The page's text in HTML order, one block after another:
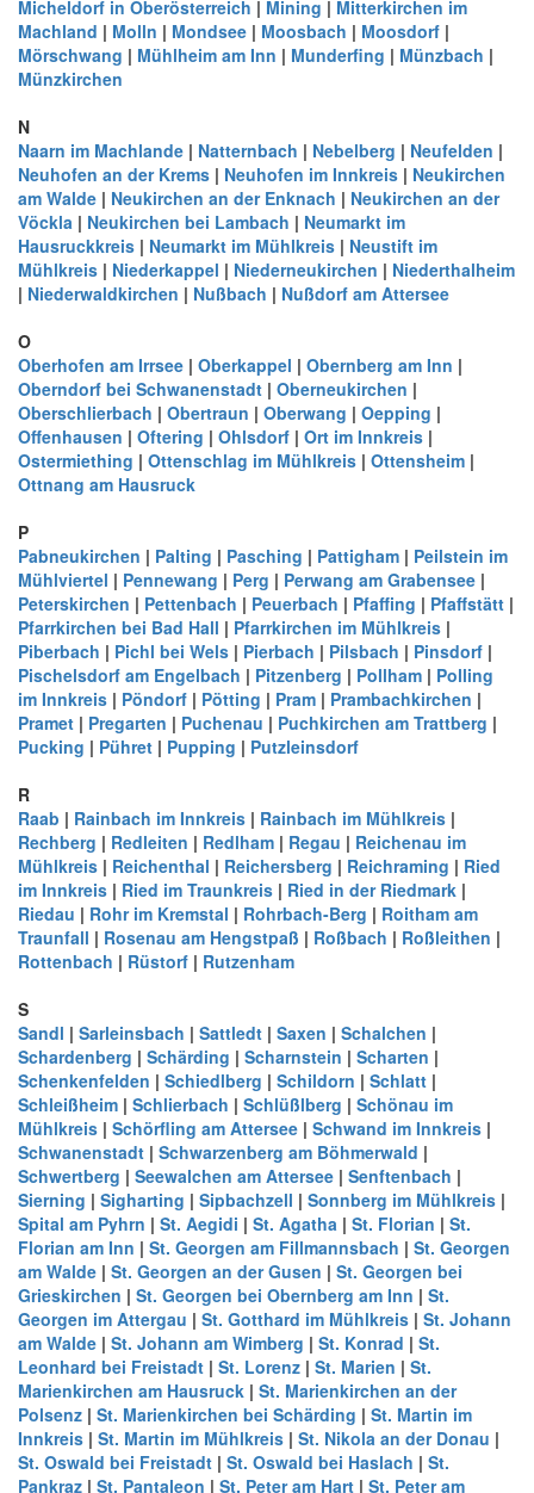
Micheldorf in Oberösterreich | Mining | Mitterkirchen im
Machland | Molln | Mondsee | Moosbach | Moosdorf |
Mörschwang | Mühlheim am Inn | Munderfing | Münzbach |
Münzkirchen
N
Naarn im Machlande | Natternbach | Nebelberg | Neufelden |
Neuhofen an der Krems | Neuhofen im Innkreis | Neukirchen
am Walde | Neukirchen an der Enknach | Neukirchen an der
Vöckla | Neukirchen bei Lambach | Neumarkt im
Hausruckkreis | Neumarkt im Mühlkreis | Neustift im
Mühlkreis | Niederkappel | Niederneukirchen | Niederthalheim
| Niederwaldkirchen | Nußbach | Nußdorf am Attersee
O
Oberhofen am Irrsee | Oberkappel | Obernberg am Inn |
Oberndorf bei Schwanenstadt | Oberneukirchen |
Oberschlierbach | Obertraun | Oberwang | Oepping |
Offenhausen | Oftering | Ohlsdorf | Ort im Innkreis |
Ostermiething | Ottenschlag im Mühlkreis | Ottensheim |
Ottnang am Hausruck
P
Pabneukirchen | Palting | Pasching | Pattigham | Peilstein im
Mühlviertel | Pennewang | Perg | Perwang am Grabensee |
Peterskirchen | Pettenbach | Peuerbach | Pfaffing | Pfaffstätt |
Pfarrkirchen bei Bad Hall | Pfarrkirchen im Mühlkreis |
Piberbach | Pichl bei Wels | Pierbach | Pilsbach | Pinsdorf |
Pischelsdorf am Engelbach | Pitzenberg | Pollham | Polling
im Innkreis | Pöndorf | Pötting | Pram | Prambachkirchen |
Pramet | Pregarten | Puchenau | Puchkirchen am Trattberg |
Pucking | Pühret | Pupping | Putzleinsdorf
R
Raab | Rainbach im Innkreis | Rainbach im Mühlkreis |
Rechberg | Redleiten | Redlham | Regau | Reichenau im
Mühlkreis | Reichenthal | Reichersberg | Reichraming | Ried
im Innkreis | Ried im Traunkreis | Ried in der Riedmark |
Riedau | Rohr im Kremstal | Rohrbach-Berg | Roitham am
Traunfall | Rosenau am Hengstpaß | Roßbach | Roßleithen |
Rottenbach | Rüstorf | Rutzenham
S
Sandl | Sarleinsbach | Sattledt | Saxen | Schalchen |
Schardenberg | Schärding | Scharnstein | Scharten |
Schenkenfelden | Schiedlberg | Schildorn | Schlatt |
Schleißheim | Schlierbach | Schlüßlberg | Schönau im
Mühlkreis | Schörfling am Attersee | Schwand im Innkreis |
Schwanenstadt | Schwarzenberg am Böhmerwald |
Schwertberg | Seewalchen am Attersee | Senftenbach |
Sierning | Sigharting | Sipbachzell | Sonnberg im Mühlkreis |
Spital am Pyhrn | St. Aegidi | St. Agatha | St. Florian | St.
Florian am Inn | St. Georgen am Fillmannsbach | St. Georgen
am Walde | St. Georgen an der Gusen | St. Georgen bei
Grieskirchen | St. Georgen bei Obernberg am Inn | St.
Georgen im Attergau | St. Gotthard im Mühlkreis | St. Johann
am Walde | St. Johann am Wimberg | St. Konrad | St.
Leonhard bei Freistadt | St. Lorenz | St. Marien | St.
Marienkirchen am Hausruck | St. Marienkirchen an der
Polsenz | St. Marienkirchen bei Schärding | St. Martin im
Innkreis | St. Martin im Mühlkreis | St. Nikola an der Donau |
St. Oswald bei Freistadt | St. Oswald bei Haslach | St.
Pankraz | St. Pantaleon | St. Peter am Hart | St. Peter am